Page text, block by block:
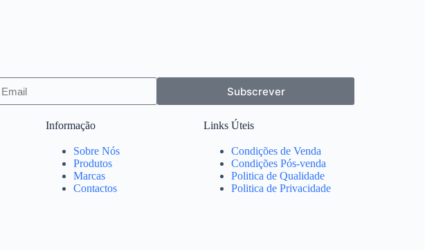
Subscrever
Informação
Sobre Nós
Produtos
Marcas
Contactos
Links Úteis
Condições de Venda
Condições Pós-venda
Politica de Qualidade
Politica de Privacidade